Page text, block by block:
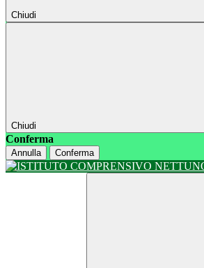
Chiudi
Chiudi
Conferma
Annulla Conferma